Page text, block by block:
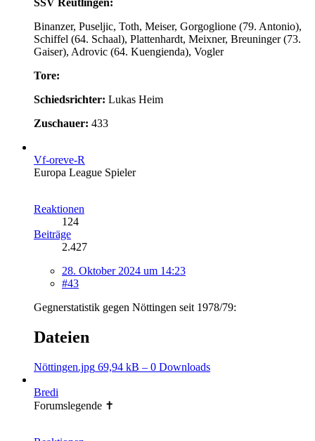
SSV Reutlingen:
Binanzer, Puseljic, Toth, Meiser, Gorgoglione (79. Antonio),
Schiffel (64. Schaal), Plattenhardt, Meixner, Breuninger (73.
Gaiser), Adrovic (64. Kuengienda), Vogler
Tore:
Schiedsrichter: Lukas Heim
Zuschauer: 433
Vf-oreve-R
Europa League Spieler
Reaktionen
124
Beiträge
2.427
28. Oktober 2024 um 14:23
#43
Gegnerstatistik gegen Nöttingen seit 1978/79:
Dateien
Nöttingen.jpg 69,94 kB – 0 Downloads
Bredi
Forumslegende ✝